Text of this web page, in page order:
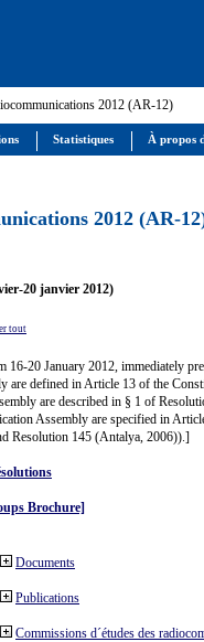
2012 (AR-12)
2012 (AR-
20 janvier 2012)
tout
20 January 2012, immediately
are defined in Article 13 of the
are described in § 1 of
Assembly are specified in
Resolution 145 (Antalya, 2006)).]
Brochure]
Documents
Publications
Commissions d´études des
Statistiques À propos